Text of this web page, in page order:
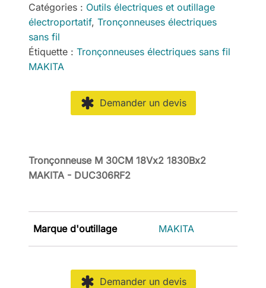
Catégories : Outils électriques et outillage
électroportatif, Tronçonneuses électriques
sans fil
Étiquette : Tronçonneuses électriques sans fil
MAKITA
Demander un devis
Tronçonneuse M 30CM 18Vx2 1830Bx2
MAKITA - DUC306RF2
Marque d'outillage MAKITA
Demander un devis